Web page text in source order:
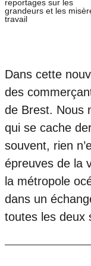
reportages sur les
grandeurs et les
travail
Dans cette
des
de Brest. Nous
qui se cache
souvent, rien
épreuves de la
la métropole
dans un
toutes les deux